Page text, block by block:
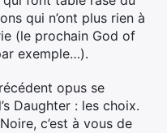
qui n’ont plus rien à
(le prochain God of
exemple…).
opus se
Daughter : les choix.
c’est à vous de